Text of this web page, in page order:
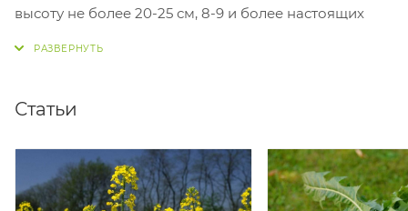
высоту не более 20-25 см, 8-9 и более настоящих
поливать.
Статьи